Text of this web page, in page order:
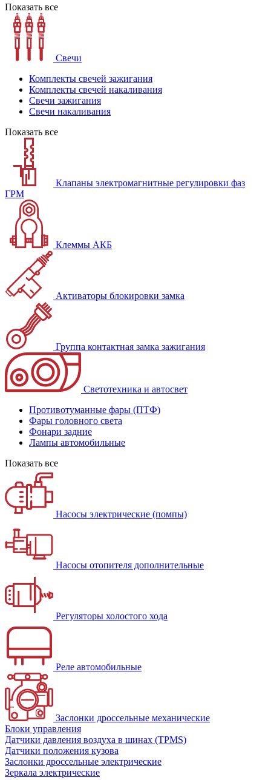
Показать все
Свечи
Комплекты свечей зажигания
Комплекты свечей накаливания
Свечи зажигания
Свечи накаливания
Показать все
Клапаны электромагнитные регулировки фаз
ГРМ
Клеммы АКБ
Активаторы блокировки замка
Группа контактная замка зажигания
Светотехника и автосвет
Противотуманные фары (ПТФ)
Фары головного света
Фонари задние
Лампы автомобильные
Показать все
Насосы электрические (помпы)
Насосы отопителя дополнительные
Регуляторы холостого хода
Реле автомобильные
Заслонки дроссельные механические
Блоки управления
Датчики давления воздуха в шинах (TPMS)
Датчики положения кузова
Заслонки дроссельные электрические
Зеркала электрические